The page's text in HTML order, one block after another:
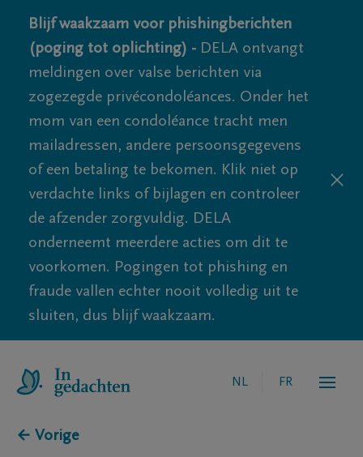
Blijf waakzaam voor phishingberichten
(poging tot oplichting) - DELA ontvangt
meldingen over valse berichten via
zogezegde privécondoléances. Onder het
mom van een condoléance tracht men
mailadressen, andere persoonsgegevens
of een betaling te bekomen. Klik niet op
verdachte links of bijlagen en controleer
de afzender zorgvuldig. DELA
onderneemt meerdere acties om dit te
voorkomen. Pogingen tot phishing en
fraude vallen echter nooit volledig uit te
sluiten, dus blijf waakzaam.
NL FR
← Vorige